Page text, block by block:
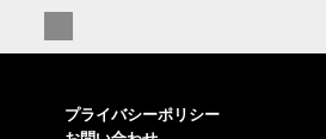
プライバシーポリシー